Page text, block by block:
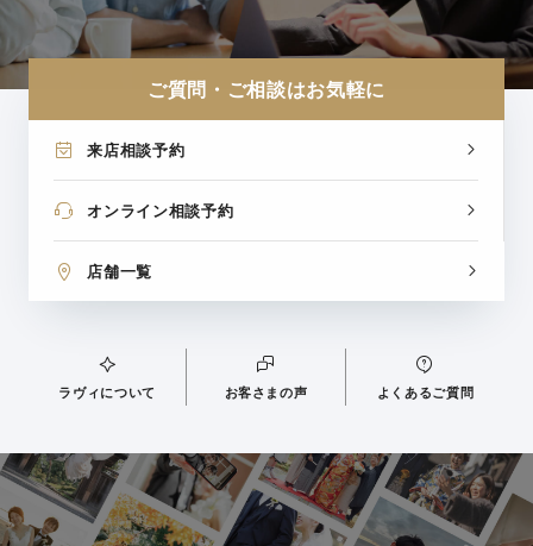
ご質問・ご相談はお気軽に
来店相談予約
オンライン相談予約
店舗一覧
ラヴィについて お客さまの声 よくあるご質問